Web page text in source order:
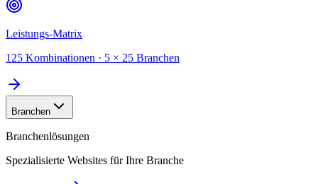
Leistungs-Matrix
125 Kombinationen · 5 × 25 Branchen
Branchen
Branchenlösungen
Spezialisierte Websites für Ihre Branche